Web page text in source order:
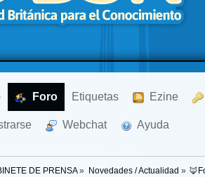
Foro Etiquetas Ezine
Webchat Ayuda
DE PRENSA» Novedades / Actualidad »